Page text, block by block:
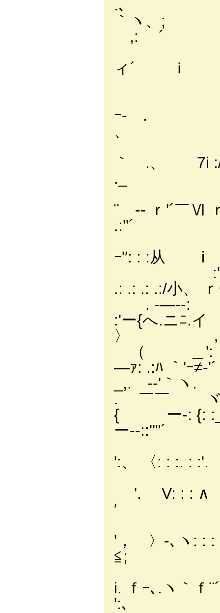
.
｀
,: ´
ィ´
ｰ- . /
、
｀ .、 7i
._
¨ ‐- ｒ
.:''´
ｰ'′: : :
:'´
.: .: .: .:/小
. -
:'ー{へ.ニﾆ.
（
―ｧ: .:ﾊ ｀'
_,. -‐'｀
. ￣￣
{ ー-:
ー--::''"´
':、 〈: :
'. V: : :
′
'， 〉-､ヽ
i. ｆｰ､.ヽ
':